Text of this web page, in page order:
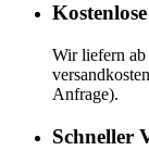
Wir liefern
Anfrage).
Schneller